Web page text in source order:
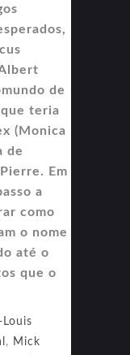
de
que teria
(Monica
de
Em
a
como
o nome
até o
que o
Louis
, Mick